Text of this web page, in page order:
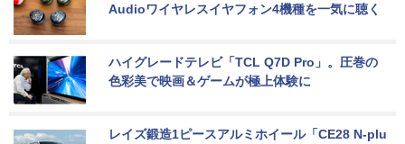
Audioワイヤレスイヤフォン4機種を一気に聴く
ハイグレードテレビ「TCL Q7D Pro」。圧巻の
色彩美で映画＆ゲームが極上体験に
レイズ鍛造1ピースアルミホイール「CE28 N-plu